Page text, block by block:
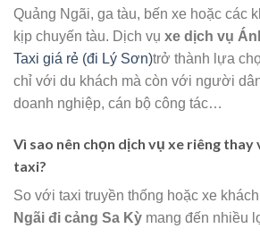
Quảng Ngãi, ga tàu, bến xe hoặc các
kịp chuyến tàu. Dịch vụ xe dịch vụ
Taxi giá rẻ (đi Lý Sơn)trở thành lựa
chỉ với du khách mà còn với người
doanh nghiệp, cán bộ công tác…
Vì sao nên chọn dịch vụ xe riêng thay
taxi?
So với taxi truyền thống hoặc xe
Ngãi đi cảng Sa Kỳ mang đến nhiều